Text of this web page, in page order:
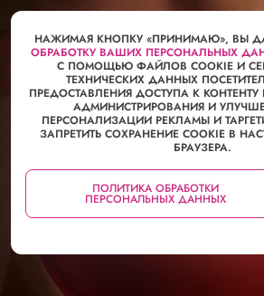
СГУСТКИ КРОВИ
НАЖИМАЯ КНОПКУ «ПРИНИМАЮ», ВЫ
ОБРАБОТКУ ВАШИХ ПЕРСОНАЛЬНЫХ
С ПОМОЩЬЮ ФАЙЛОВ COOKIE И
ТЕХНИЧЕСКИХ ДАННЫХ
ПРЕДОСТАВЛЕНИЯ ДОСТУПА К
АДМИНИСТРИРОВАНИЯ И
ПЕРСОНАЛИЗАЦИИ РЕКЛАМЫ И
ЗАПРЕТИТЬ СОХРАНЕНИЕ COOKIE В
БРАУЗЕРА.
ПОЛИТИКА ОБРАБОТКИ
ПЕРСОНАЛЬНЫХ ДАННЫХ